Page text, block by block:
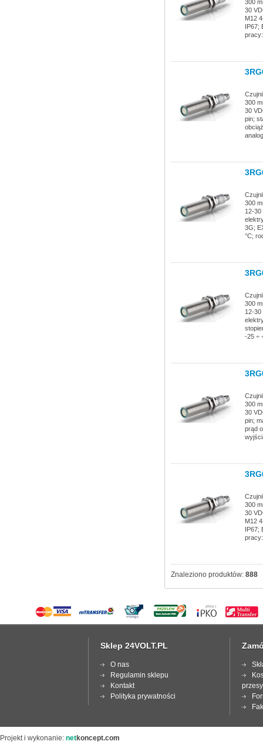
300
30
M12
300
30
pin;
300
12-30
3G;
°C;
300
12-30
-25 ÷
300
30
pin;
prąd
300
30
M12
Znaleziono produktów: 888
Sklep 24VOLT.PL
O nas
Regulamin sklepu
Kontakt
Polityka prywatności
Projekt i wykonanie: netkoncept.com